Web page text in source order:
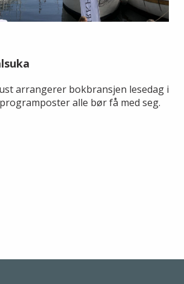
arrangerer bokbransjen lesedag i
alle bør få med seg.